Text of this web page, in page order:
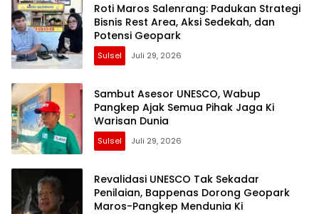
Roti Maros Salenrang: Padukan Strategi
Bisnis Rest Area, Aksi Sedekah, dan
Potensi Geopark
Sulsel Juli 29, 2026
Sambut Asesor UNESCO, Wabup
Pangkep Ajak Semua Pihak Jaga Ki
Warisan Dunia
Sulsel Juli 29, 2026
Revalidasi UNESCO Tak Sekadar
Penilaian, Bappenas Dorong Geopark
Maros-Pangkep Mendunia Ki